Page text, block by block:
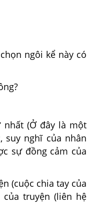
ngôi kể này có
nhất (Ở đây là một
suy nghĩ của nhân
sự đồng cảm của
(cuộc chia tay của
truyện (liên hệ